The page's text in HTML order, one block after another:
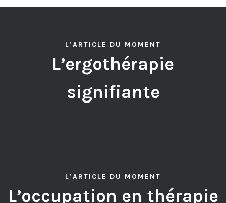
L’ARTICLE DU MOMENT
L’ergothérapie
signifiante
L’ARTICLE DU MOMENT
L’occupation en thérapie